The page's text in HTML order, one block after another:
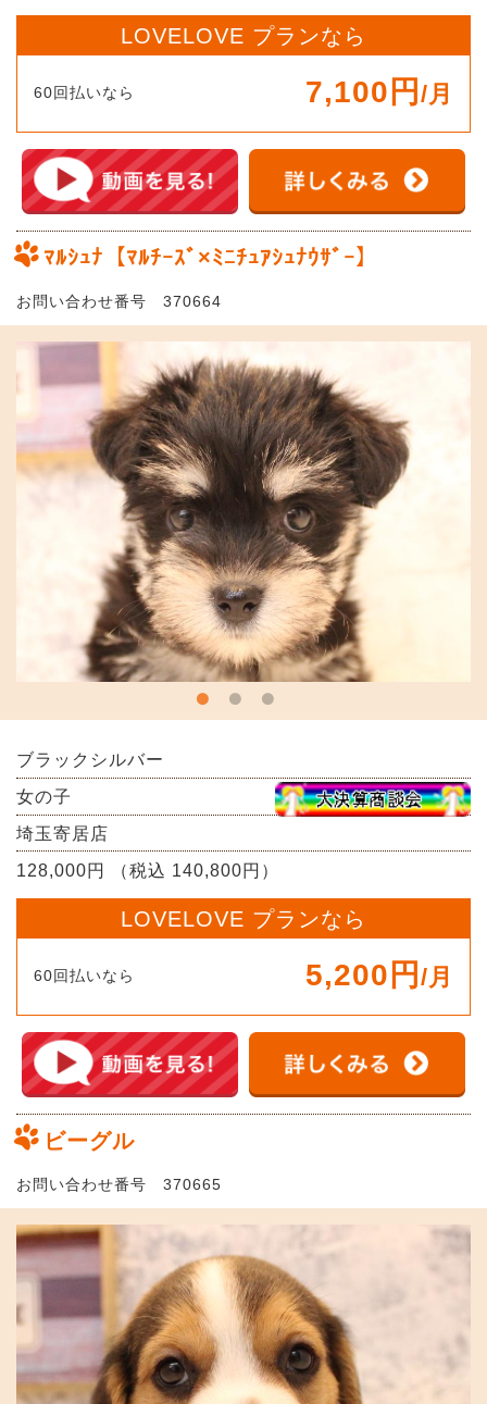
LOVELOVE プランなら
60回払いなら 7,100円 /月
ﾏﾙｼｭﾅ【ﾏﾙﾁｰｽﾞ×ﾐﾆﾁｭｱｼｭﾅｳｻﾞｰ】
お問い合わせ番号 370664
ブラックシルバー
女の子
埼玉寄居店
128,000円 （税込 140,800円）
LOVELOVE プランなら
60回払いなら 5,200円 /月
ビーグル
お問い合わせ番号 370665